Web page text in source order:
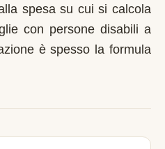
spesa su cui si calcola
con persone disabili a
è spesso la formula